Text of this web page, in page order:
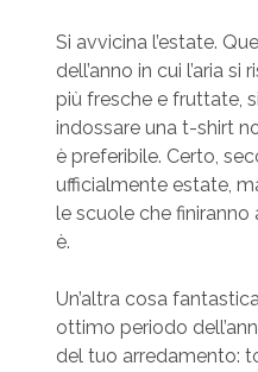
Si avvicina l’estate.
dell’anno in cui l’aria
più fresche e fruttate,
indossare una t-shirt
è preferibile. Certo,
ufficialmente estate,
le scuole che
è.
Un’altra cosa
ottimo periodo
del tuo arredamento: